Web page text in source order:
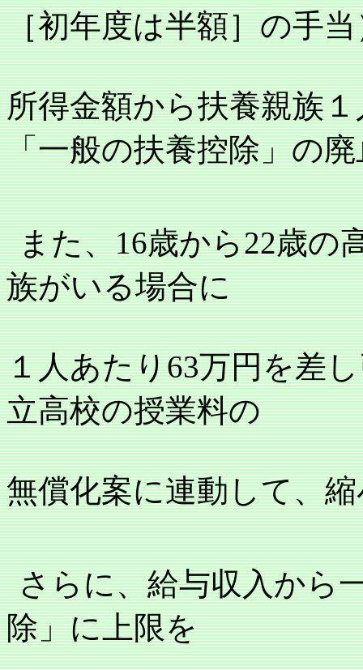
［初年度は半額］の手
所得金額から扶養親族
「一般の扶養控除」の
また、16歳から22歳の
族がいる場合に
１人あたり63万円を差
立高校の授業料の
無償化案に連動して、
さらに、給与収入から
除」に上限を